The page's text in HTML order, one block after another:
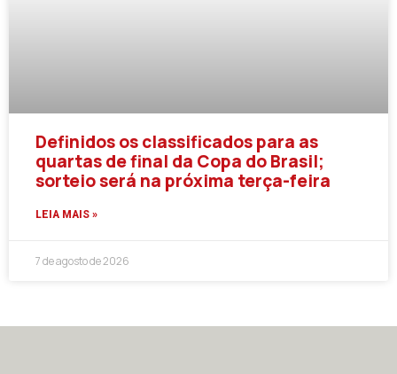
Definidos os classificados para as
quartas de final da Copa do Brasil;
sorteio será na próxima terça-feira
LEIA MAIS »
7 de agosto de 2026